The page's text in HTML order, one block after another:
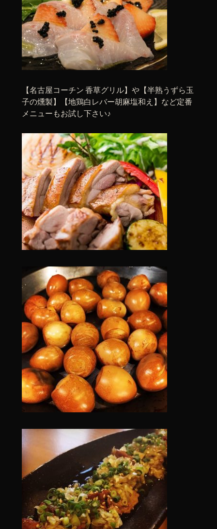
【名古屋コーチン 香草グリル】や【半熟うずら玉
子の燻製】【地鶏白レバー胡麻塩和え】など定番
メニューもお試し下さい♪